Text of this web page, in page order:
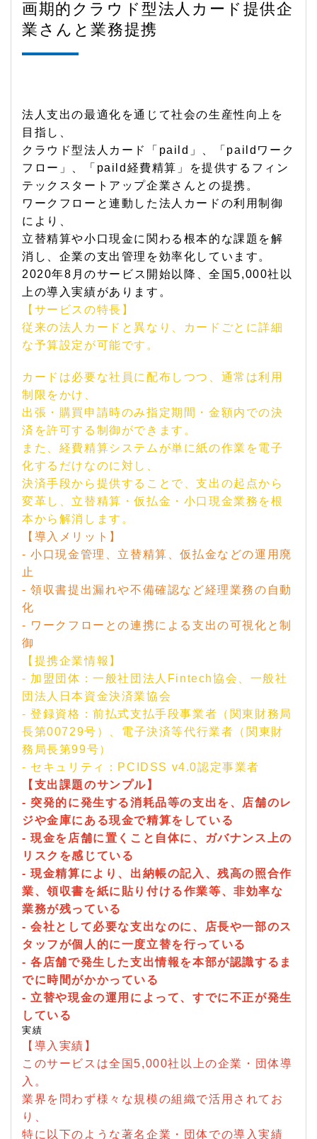
画期的クラウド型法人カード提供企
業さんと業務提携
法人支出の最適化を通じて社会の生産性向上を
目指し、
クラウド型法人カード「paild」、「paildワーク
フロー」、「paild経費精算」を提供するフィン
テックスタートアップ企業さんとの提携。
ワークフローと連動した法人カードの利用制御
により、
立替精算や小口現金に関わる根本的な課題を解
消し、企業の支出管理を効率化しています。
2020年8月のサービス開始以降、全国5,000社以
上の導入実績があります。
【サービスの特長】
従来の法人カードと異なり、カードごとに詳細
な予算設定が可能です。
カードは必要な社員に配布しつつ、通常は利用
制限をかけ、
出張・購買申請時のみ指定期間・金額内での決
済を許可する制御ができます。
また、経費精算システムが単に紙の作業を電子
化するだけなのに対し、
決済手段から提供することで、支出の起点から
変革し、立替精算・仮払金・小口現金業務を根
本から解消します。
【導入メリット】
- 小口現金管理、立替精算、仮払金などの運用廃
止
- 領収書提出漏れや不備確認など経理業務の自動
化
- ワークフローとの連携による支出の可視化と制
御
【提携企業情報】
- 加盟団体：一般社団法人Fintech協会、一般社
団法人日本資金決済業協会
- 登録資格：前払式支払手段事業者（関東財務局
長第00729号）、電子決済等代行業者（関東財
務局長第99号）
- セキュリティ：PCIDSS v4.0認定事業者
【支出課題のサンプル】
- 突発的に発生する消耗品等の支出を、店舗のレ
ジや金庫にある現金で精算をしている
- 現金を店舗に置くこと自体に、ガバナンス上の
リスクを感じている
- 現金精算により、出納帳の記入、残高の照合作
業、領収書を紙に貼り付ける作業等、非効率な
業務が残っている
- 会社として必要な支出なのに、店長や一部のス
タッフが個人的に一度立替を行っている
- 各店舗で発生した支出情報を本部が認識するま
でに時間がかかっている
- 立替や現金の運用によって、すでに不正が発生
している
実績
【導入実績】
このサービスは全国5,000社以上の企業・団体導
入。
業界を問わず様々な規模の組織で活用されてお
り、
特に以下のような著名企業・団体での導入実績